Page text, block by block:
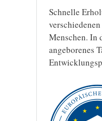
Schnelle
Menschen. In
angeborenes